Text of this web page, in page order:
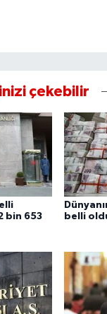
çekebilir
bin 653
belli